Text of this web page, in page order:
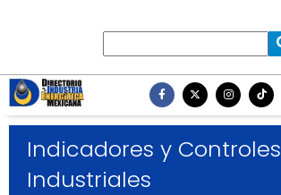
Indicadores y Controles
Industriales